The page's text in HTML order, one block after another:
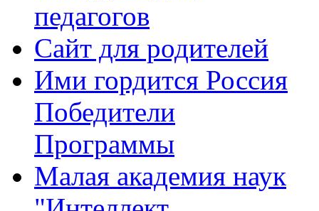
педагогов
Сайт для родителей
Ими гордится Россия
Победители
Программы
Малая академия наук